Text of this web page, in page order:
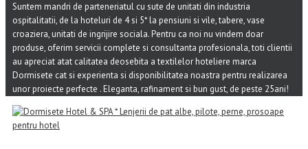
Suntem mandri de parteneriatul cu sute de unitati din industria
ospitalitatii, de la hoteluri de 4 si 5* la pensiuni si vile, tabere, vase
croaziera, unitati de ingrijire sociala. Pentru ca noi nu vindem doar
produse, oferim servicii complete si consultanta profesionala, toti clientii
au apreciat atat calitatea deosebita a textilelor hoteliere marca
Dormisete cat si experienta si disponibilitatea noastra pentru realizarea
unor proiecte perfecte . Eleganta, rafinament si bun gust, de peste 25ani!